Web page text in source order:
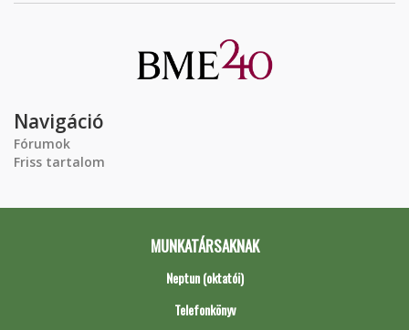
Navigáció
Fórumok
Friss tartalom
MUNKATÁRSAKNAK
Neptun (oktatói)
Telefonkönyv